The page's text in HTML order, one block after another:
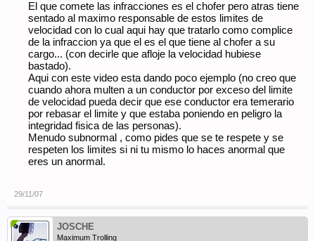
El que comete las infracciones es el chofer pero atras tiene
sentado al maximo responsable de estos limites de
velocidad con lo cual aqui hay que tratarlo como complice
de la infraccion ya que el es el que tiene al chofer a su
cargo... (con decirle que afloje la velocidad hubiese
bastado).
Aqui con este video esta dando poco ejemplo (no creo que
cuando ahora multen a un conductor por exceso del limite
de velocidad pueda decir que ese conductor era temerario
por rebasar el limite y que estaba poniendo en peligro la
integridad fisica de las personas).
Menudo subnormal , como pides que se te respete y se
respeten los limites si ni tu mismo lo haces anormal que
eres un anormal.
29/11/07
JOSCHE
Maximum Trolling